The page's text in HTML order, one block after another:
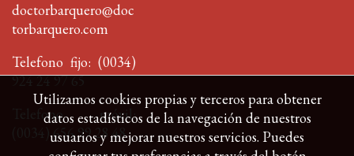
doctorbarquero@doc
torbarquero.com
Telefono fijo: (0034)
924 24 97 65
Telefono móvil:
(0034)656 99 28 48
Utilizamos cookies propias y terceros para obtener
datos estadísticos de la navegación de nuestros
usuarios y mejorar nuestros servicios. Puedes